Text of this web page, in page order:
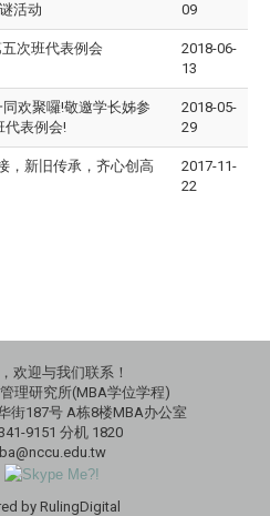
活动
09
次班代表例会
2018-06-
13
欢聚囉!敬邀学长姊参
代表例会!
2018-05-
29
，新旧传承，齐心创高
2017-11-
22
欢迎与我们联系！
理研究所(MBA学位学程)
街187号 A栋8楼MBA办公室
9151 分机 1820
by RulingDigital